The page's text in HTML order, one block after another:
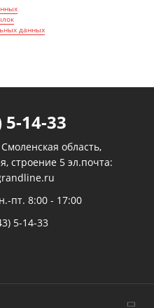
данных
5-14-33
область,
строение 5 эл.почта:
пт. 8:00 - 17:00
5-14-33